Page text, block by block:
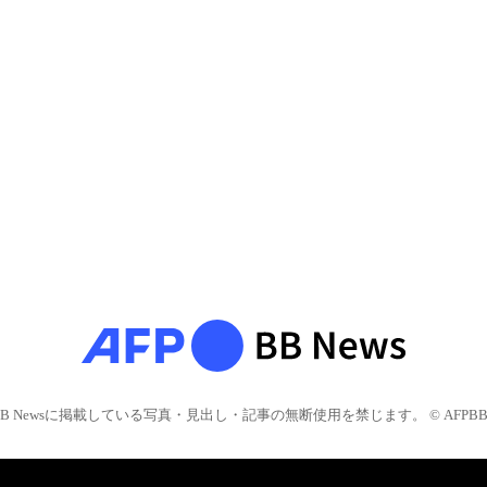
Newsに掲載している写真・見出し・記事の無断使用を禁じます。 © AFPBB